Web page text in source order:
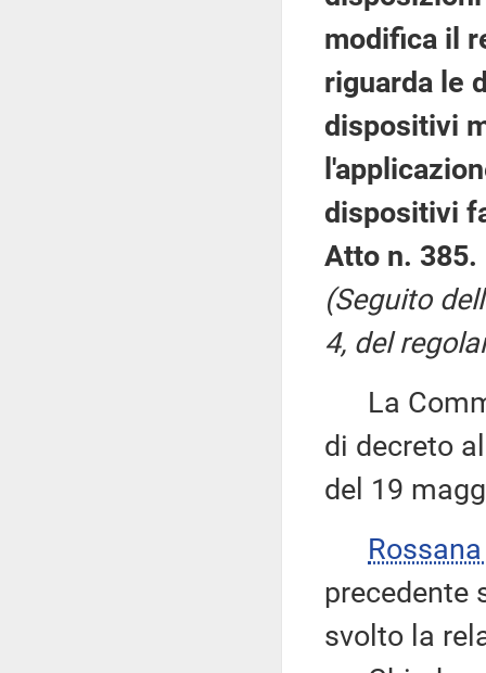
modifica il
riguarda le
dispositivi
dispositivi
Atto n. 385.
(Seguito
4, del
La
di decreto
del 19
precedente
svolto la